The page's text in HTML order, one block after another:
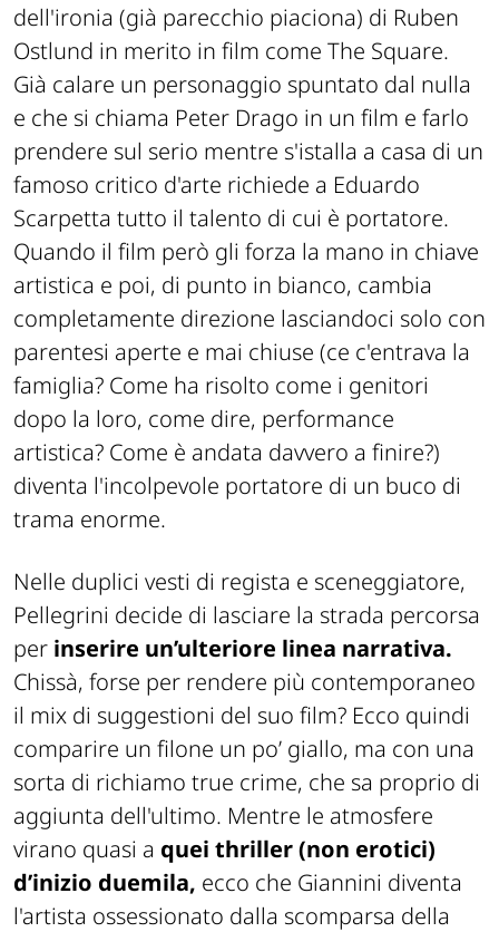
dell'ironia (già parecchio piaciona) di Ruben
Ostlund in merito in film come The Square.
Già calare un personaggio spuntato dal nulla
e che si chiama Peter Drago in un film e farlo
prendere sul serio mentre s'istalla a casa di un
famoso critico d'arte richiede a Eduardo
Scarpetta tutto il talento di cui è portatore.
Quando il film però gli forza la mano in chiave
artistica e poi, di punto in bianco, cambia
completamente direzione lasciandoci solo con
parentesi aperte e mai chiuse (ce c'entrava la
famiglia? Come ha risolto come i genitori
dopo la loro, come dire, performance
artistica? Come è andata davvero a finire?)
diventa l'incolpevole portatore di un buco di
trama enorme.
Nelle duplici vesti di regista e sceneggiatore,
Pellegrini decide di lasciare la strada percorsa
per inserire un’ulteriore linea narrativa.
Chissà, forse per rendere più contemporaneo
il mix di suggestioni del suo film? Ecco quindi
comparire un filone un po’ giallo, ma con una
sorta di richiamo true crime, che sa proprio di
aggiunta dell'ultimo. Mentre le atmosfere
virano quasi a quei thriller (non erotici)
d’inizio duemila, ecco che Giannini diventa
l'artista ossessionato dalla scomparsa della